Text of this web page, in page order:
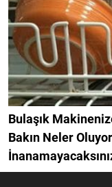
Bulaşık
Bakın Neler